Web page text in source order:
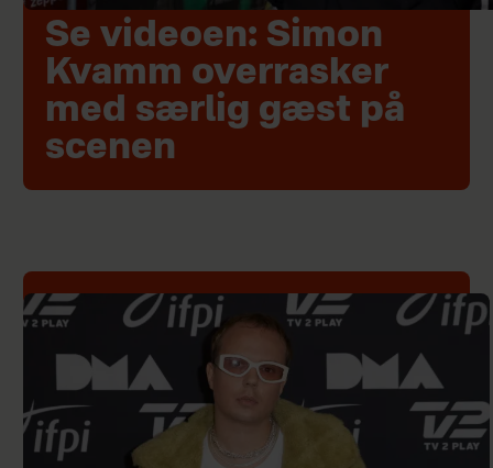
Se videoen: Simon
Kvamm overrasker
med særlig gæst på
scenen